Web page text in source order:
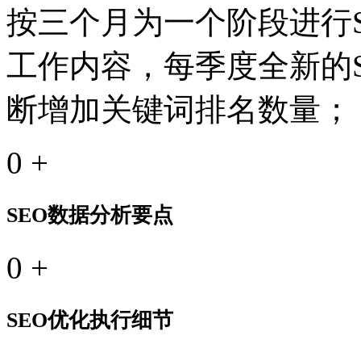
按三个月为一个阶段进
工作内容，每季度全新
断增加关键词排名数量；
0 +
SEO数据分析要点
0 +
SEO优化执行细节